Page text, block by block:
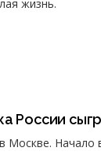
жизнь.
России
Начало